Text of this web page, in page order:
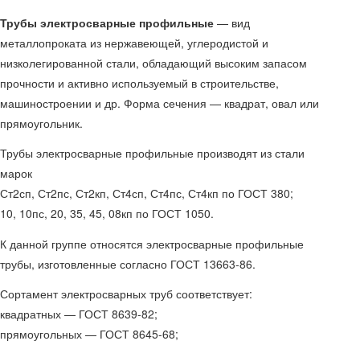
Трубы электросварные профильные — вид
металлопроката из нержавеющей, углеродистой и
низколегированной стали, обладающий высоким запасом
прочности и активно используемый в строительстве,
машиностроении и др. Форма сечения — квадрат, овал или
прямоугольник.
Трубы электросварные профильные производят из стали
марок
Ст2сп, Ст2пс, Ст2кп, Ст4сп, Ст4пс, Ст4кп по ГОСТ 380;
10, 10пс, 20, 35, 45, 08кп по ГОСТ 1050.
К данной группе относятся электросварные профильные
трубы, изготовленные согласно ГОСТ 13663-86.
Сортамент электросварных труб соответствует:
квадратных — ГОСТ 8639-82;
прямоугольных — ГОСТ 8645-68;